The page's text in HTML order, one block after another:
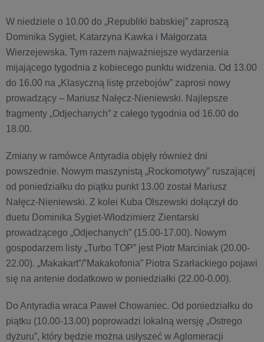
W niedziele o 10.00 do „Republiki babskiej” zaproszą
Dominika Sygiet, Katarzyna Kawka i Małgorzata
Wierzejewska. Tym razem najważniejsze wydarzenia
mijającego tygodnia z kobiecego punktu widzenia. Od 13.00
do 16.00 na „Klasyczną listę przebojów” zaprosi nowy
prowadzący – Mariusz Nałęcz-Nieniewski. Najlepsze
fragmenty „Odjechanych” z całego tygodnia od 16.00 do
18.00.
Zmiany w ramówce Antyradia objęły również dni
powszednie. Nowym maszynistą „Rockomotywy” ruszającej
od poniedziałku do piątku punkt 13.00 został Mariusz
Nałęcz-Nieniewski. Z kolei Kuba Olszewski dołączył do
duetu Dominika Sygiet-Włodzimierz Zientarski
prowadzącego „Odjechanych” (15.00-17.00). Nowym
gospodarzem listy „Turbo TOP” jest Piotr Marciniak (20.00-
22.00). „Makakart”/”Makakofonia” Piotra Szarłackiego pojawi
się na antenie dodatkowo w poniedziałki (22.00-0.00).
Do Antyradia wraca Paweł Chowaniec. Od poniedziałku do
piątku (10.00-13.00) poprowadzi lokalną wersję „Ostrego
dyżuru”, który będzie można usłyszeć w Aglomeracji